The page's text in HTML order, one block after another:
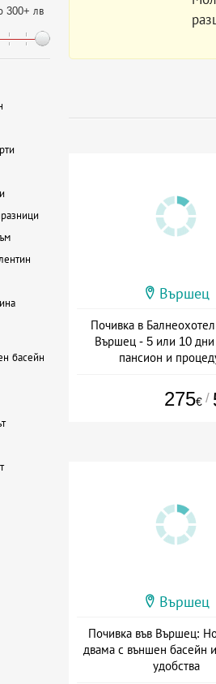
300+ лв
басейн
Вършец
Почивка в Балнеохотел
Вършец - 5 или 10 дни
пансион и
275€ /
Вършец
Почивка във Вършец:
двама с външен басейн
удобства